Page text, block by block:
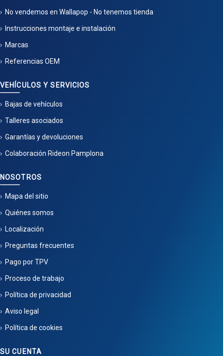
No vendemos en Wallapop - No tenemos tienda
Instrucciones montaje e instalación
Marcas
Referencias OEM
VEHÍCULOS Y SERVICIOS
Bajas de vehículos
Talleres asociados
Garantías y devoluciones
Colaboración Rideon Pamplona
NOSOTROS
Mapa del sitio
Quiénes somos
Localización
Preguntas frecuentes
Pago por TPV
Proceso de trabajo
Política de privacidad
Aviso legal
Política de cookies
SU CUENTA